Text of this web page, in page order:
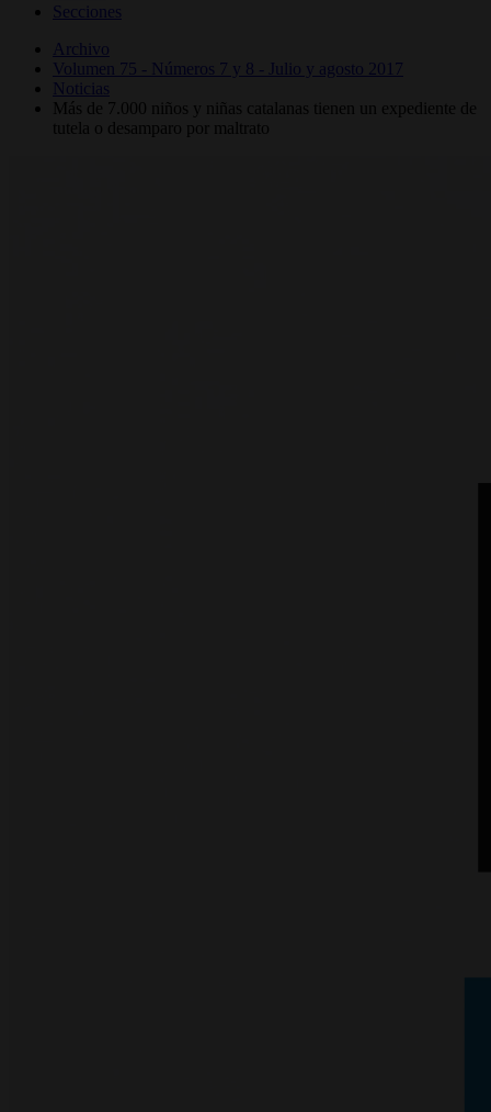
Secciones
Archivo
Volumen 75 - Números 7 y 8 - Julio y agosto 2017
Noticias
Más de 7.000 niños y niñas catalanas tienen un expediente de
tutela o desamparo por maltrato